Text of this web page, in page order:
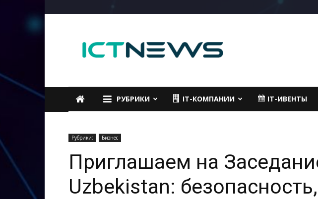
РУБРИКИ IT-КОМПАНИИ IT-ИВЕНТЫ
Рубрики: Бизнес
Приглашаем на
Uzbekistan: безопасность,